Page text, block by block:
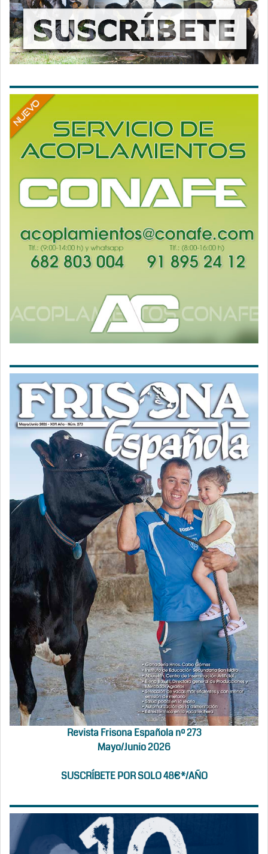
Revista Frisona Española nº 273
Mayo/Junio 2026
SUSCRÍBETE POR SOLO 48€*/AÑO